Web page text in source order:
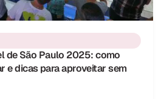
de São Paulo 2025: como
e dicas para aproveitar sem